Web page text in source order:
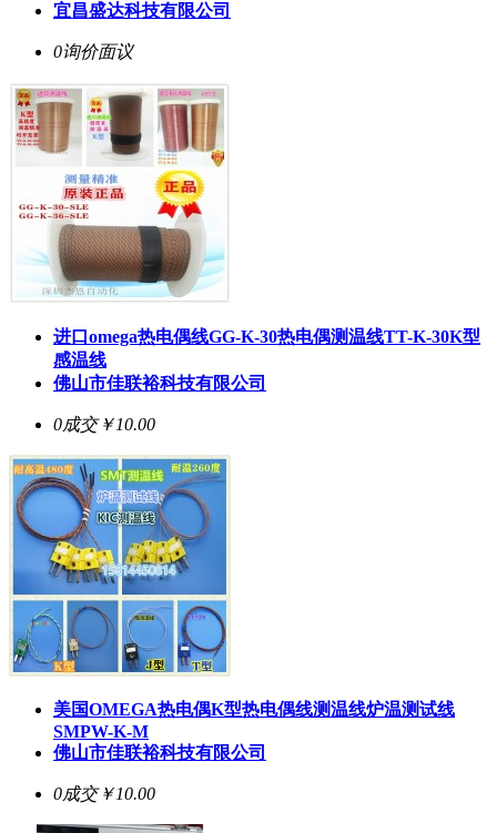
宜昌盛达科技有限公司
0询价面议
进口omega热电偶线GG-K-30热电偶测温线TT-K-30K型
感温线
佛山市佳联裕科技有限公司
0成交￥10.00
美国OMEGA热电偶K型热电偶线测温线炉温测试线
SMPW-K-M
佛山市佳联裕科技有限公司
0成交￥10.00